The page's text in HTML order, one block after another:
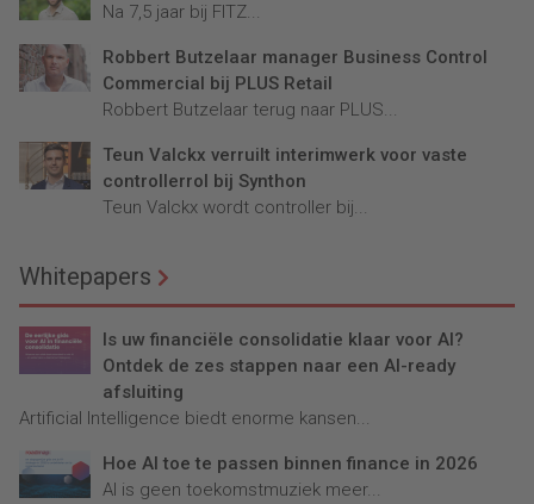
Na 7,5 jaar bij FITZ...
Robbert Butzelaar manager Business Control
Commercial bij PLUS Retail
Robbert Butzelaar terug naar PLUS...
Teun Valckx verruilt interimwerk voor vaste
controllerrol bij Synthon
Teun Valckx wordt controller bij...
Whitepapers
Is uw financiële consolidatie klaar voor AI?
Ontdek de zes stappen naar een AI-ready
afsluiting
Artificial Intelligence biedt enorme kansen...
Hoe AI toe te passen binnen finance in 2026
AI is geen toekomstmuziek meer...